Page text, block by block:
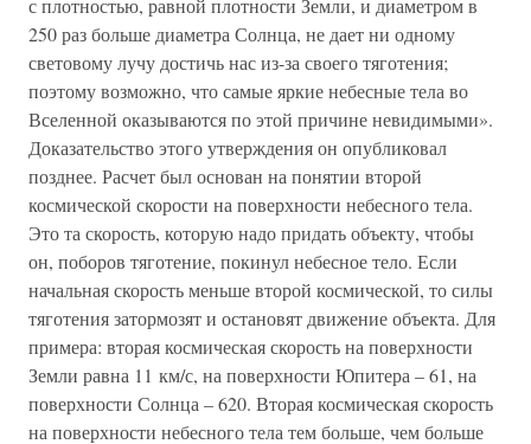
с плотностью, равной плотности Земли, и диаметром в
250 раз больше диаметра Солнца, не дает ни одному
световому лучу достичь нас из-за своего тяготения;
поэтому возможно, что самые яркие небесные тела во
Вселенной оказываются по этой причине невидимыми».
Доказательство этого утверждения он опубликовал
позднее. Расчет был основан на понятии второй
космической скорости на поверхности небесного тела.
Это та скорость, которую надо придать объекту, чтобы
он, поборов тяготение, покинул небесное тело. Если
начальная скорость меньше второй космической, то силы
тяготения затормозят и остановят движение объекта. Для
примера: вторая космическая скорость на поверхности
Земли равна 11 км/с, на поверхности Юпитера – 61, на
поверхности Солнца – 620. Вторая космическая скорость
на поверхности небесного тела тем больше, чем больше